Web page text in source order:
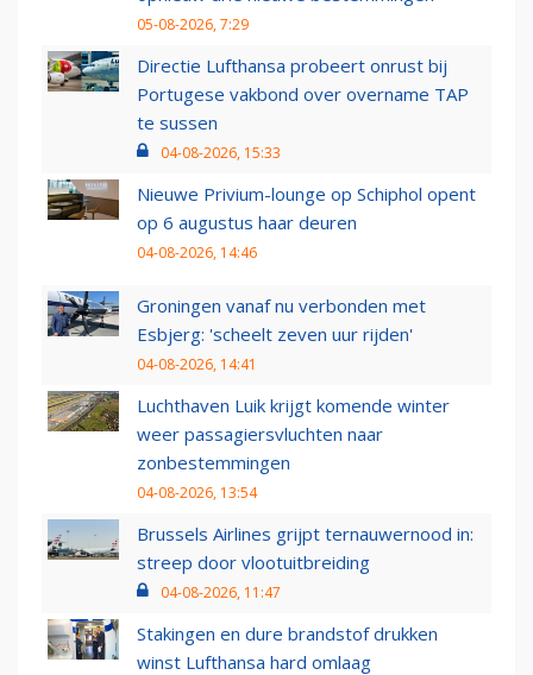
05-08-2026, 7:29
Directie Lufthansa probeert onrust bij
Portugese vakbond over overname TAP
te sussen
04-08-2026, 15:33
Nieuwe Privium-lounge op Schiphol opent
op 6 augustus haar deuren
04-08-2026, 14:46
Groningen vanaf nu verbonden met
Esbjerg: 'scheelt zeven uur rijden'
04-08-2026, 14:41
Luchthaven Luik krijgt komende winter
weer passagiersvluchten naar
zonbestemmingen
04-08-2026, 13:54
Brussels Airlines grijpt ternauwernood in:
streep door vlootuitbreiding
04-08-2026, 11:47
Stakingen en dure brandstof drukken
winst Lufthansa hard omlaag